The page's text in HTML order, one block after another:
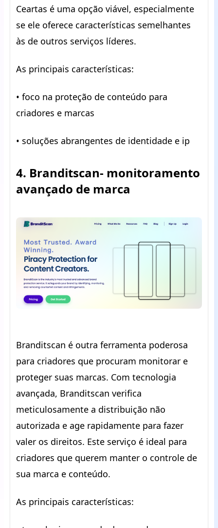
Ceartas é uma opção viável, especialmente
se ele oferece características semelhantes
às de outros serviços líderes.
As principais características:
• foco na proteção de conteúdo para
criadores e marcas
• soluções abrangentes de identidade e ip
4. Branditscan- monitoramento
avançado de marca
Branditscan é outra ferramenta poderosa
para criadores que procuram monitorar e
proteger suas marcas. Com tecnologia
avançada, Branditscan verifica
meticulosamente a distribuição não
autorizada e age rapidamente para fazer
valer os direitos. Este serviço é ideal para
criadores que querem manter o controle de
sua marca e conteúdo.
As principais características: